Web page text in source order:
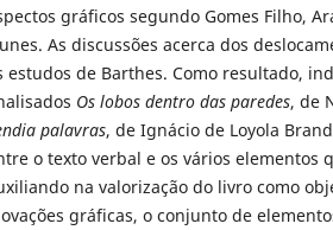
gráficos segundo Gomes Filho,
As discussões acerca dos
estudos de Barthes. Como resultado,
Os lobos dentro das paredes, de
palavras, de Ignácio de Loyola
o texto verbal e os vários elementos
na valorização do livro como
gráficas, o conjunto de